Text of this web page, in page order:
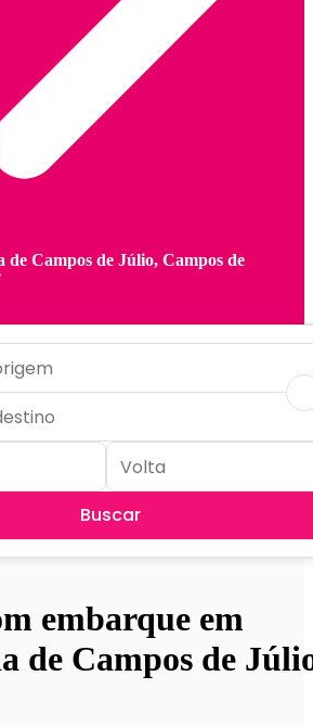
de Campos de Júlio, Campos de
Buscar
embarque em
de Campos de